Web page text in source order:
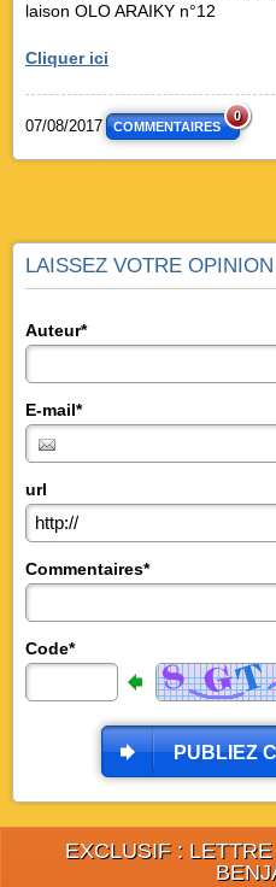
laison OLO ARAIKY n°12
Cliquer ici
07/08/2017 COMMENTAIRES
0
LAISSEZ VOTRE OPINION
Auteur*
E-mail*
url
Commentaires*
Code*
PUBLIEZ
EXCLUSIF :